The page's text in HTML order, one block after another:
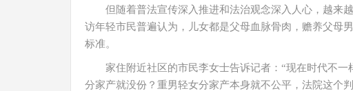
但随着普法宣传深入推进和法治观念深入人心，越来
访年轻市民普遍认为，儿女都是父母血脉骨肉，赡养父母
标准。
家住附近社区的市民李女士告诉记者：“现在时代不
分家产就没份？重男轻女分家产本身就不公平，法院这个